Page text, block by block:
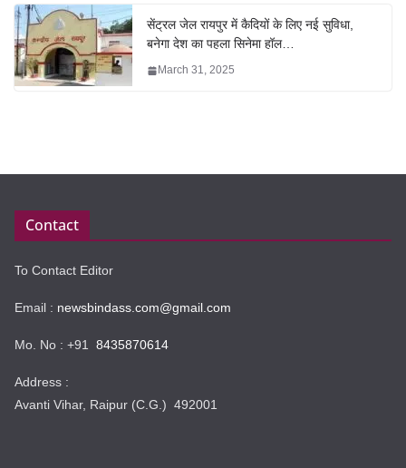
सेंट्रल जेल रायपुर में कैदियों के लिए नई सुविधा,
बनेगा देश का पहला सिनेमा हॉल…
March 31, 2025
Contact
To Contact Editor
Email : newsbindass.com@gmail.com
Mo. No : +91 8435870614
Address :
Avanti Vihar, Raipur (C.G.) 492001